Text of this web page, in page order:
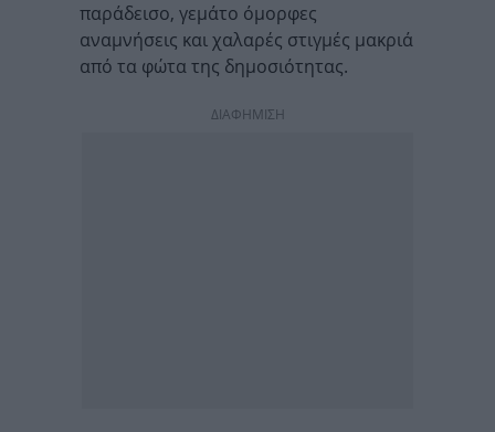
παράδεισο, γεμάτο όμορφες
αναμνήσεις και χαλαρές στιγμές μακριά
από τα φώτα της δημοσιότητας.
ΔΙΑΦΗΜΙΣΗ